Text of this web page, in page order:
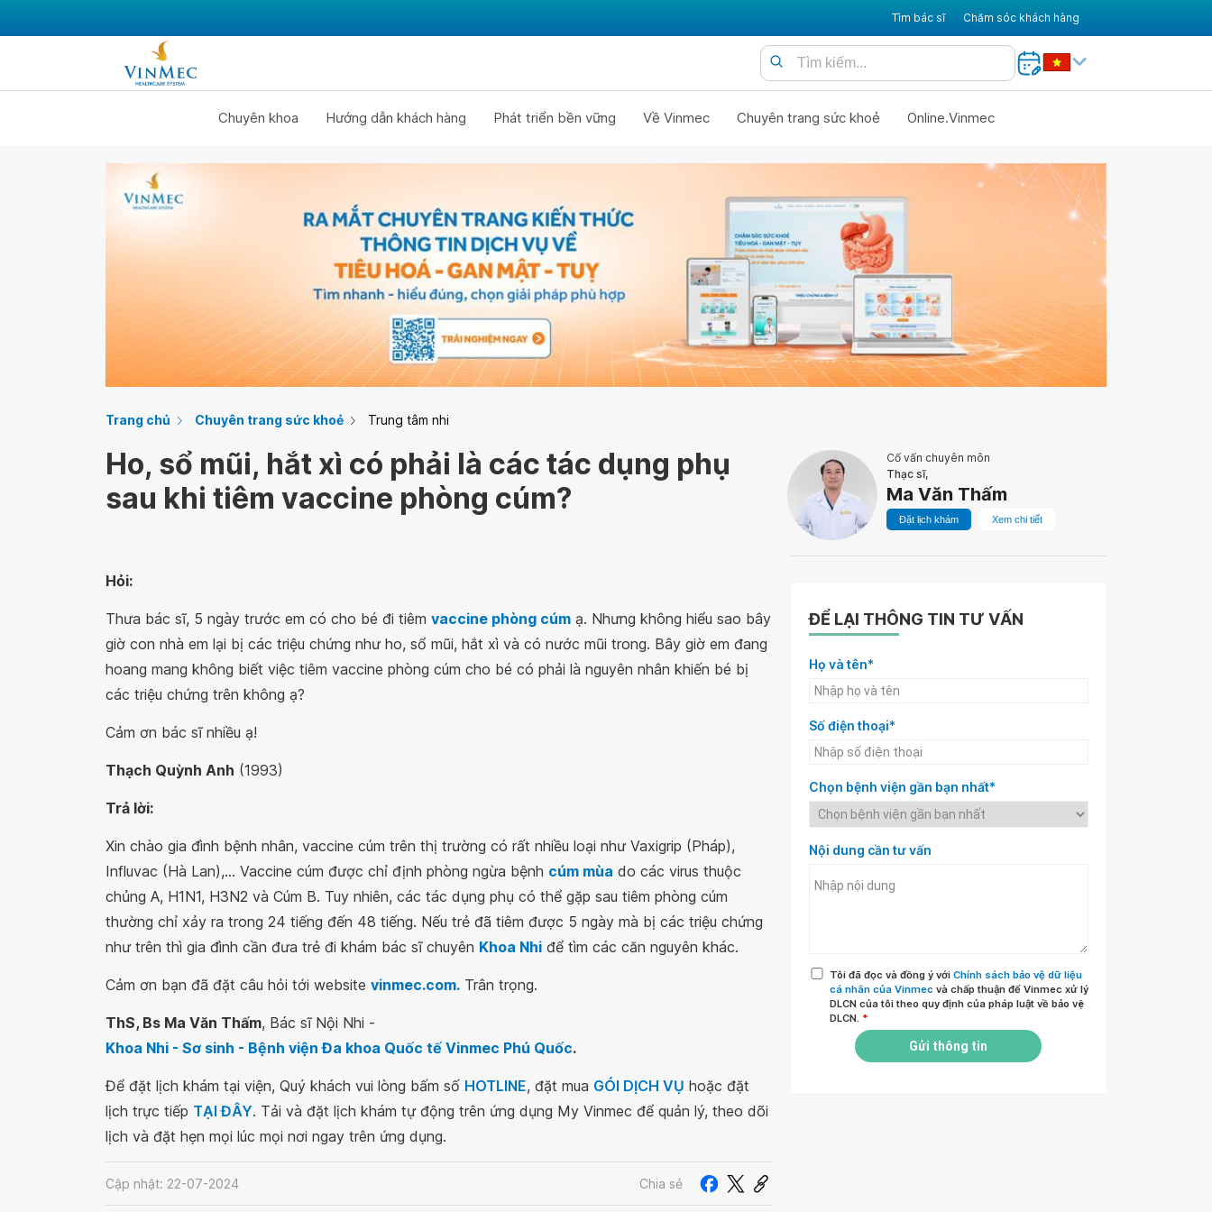
Tìm bác sĩ Chăm sóc khách hàng
Chuyên khoa Hướng dẫn khách hàng Phát triển bền vững Về Vinmec Chuyên trang sức khoẻ Online.Vinmec
Trang chủ Chuyên trang sức khoẻ Trung tâm nhi
Ho, sổ mũi, hắt xì có phải là các tác dụng phụ
sau khi tiêm vaccine phòng cúm?
Cố vấn chuyên môn
Thạc sĩ,
Ma Văn Thấm
Đặt lịch khám Xem chi tiết
Hỏi:
Thưa bác sĩ, 5 ngày trước em có cho bé đi tiêm vaccine phòng cúm ạ. Nhưng không hiểu sao bây
giờ con nhà em lại bị các triệu chứng như ho, sổ mũi, hắt xì và có nước mũi trong. Bây giờ em đang
hoang mang không biết việc tiêm vaccine phòng cúm cho bé có phải là nguyên nhân khiến bé bị
các triệu chứng trên không ạ?
Cảm ơn bác sĩ nhiều ạ!
Thạch Quỳnh Anh (1993)
Trả lời:
Xin chào gia đình bệnh nhân, vaccine cúm trên thị trường có rất nhiều loại như Vaxigrip (Pháp),
Influvac (Hà Lan),... Vaccine cúm được chỉ định phòng ngừa bệnh cúm mùa do các virus thuộc
chủng A, H1N1, H3N2 và Cúm B. Tuy nhiên, các tác dụng phụ có thể gặp sau tiêm phòng cúm
thường chỉ xảy ra trong 24 tiếng đến 48 tiếng. Nếu trẻ đã tiêm được 5 ngày mà bị các triệu chứng
như trên thì gia đình cần đưa trẻ đi khám bác sĩ chuyên Khoa Nhi để tìm các căn nguyên khác.
Cảm ơn bạn đã đặt câu hỏi tới website vinmec.com. Trân trọng.
ThS, Bs Ma Văn Thấm, Bác sĩ Nội Nhi -
Khoa Nhi - Sơ sinh - Bệnh viện Đa khoa Quốc tế Vinmec Phú Quốc.
Để đặt lịch khám tại viện, Quý khách vui lòng bấm số HOTLINE, đặt mua GÓI DỊCH VỤ hoặc đặt
lịch trực tiếp TẠI ĐÂY. Tải và đặt lịch khám tự động trên ứng dụng My Vinmec để quản lý, theo dõi
lịch và đặt hẹn mọi lúc mọi nơi ngay trên ứng dụng.
Cập nhật: 22-07-2024 Chia sẻ
ĐỂ LẠI THÔNG TIN TƯ VẤN
Họ và tên*
Số điện thoại*
Chọn bệnh viện gần bạn nhất*
Nội dung cần tư vấn
Tôi đã đọc và đồng ý với Chính sách bảo vệ dữ liệu
cá nhân của Vinmec và chấp thuận để Vinmec xử lý
DLCN của tôi theo quy định của pháp luật về bảo vệ
DLCN. *
Gửi thông tin